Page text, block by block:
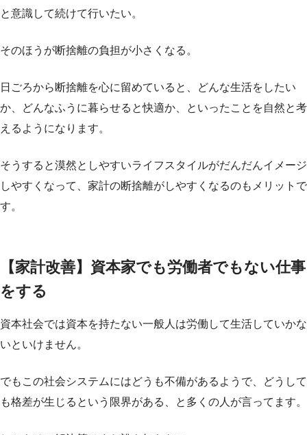
と意識して続けて行いたい。
そのほうが断捨離の負担が小さくなる。
日ごろから断捨離を心に留めていると、どんな生活をしたい
か、どんなふうに暮らせると快適か、といったことを自然と考
えるようになります。
そうすると漠然としやすいライフスタイルがだんだんイメージ
しやすくなって、家計の断捨離がしやすくなるのもメリットで
す。
【家計改善】資本家でも労働者でもない仕事
をする
資本社会では資本を持たない一般人は労働して生活していかな
いといけません。
でもこの社会システムにはどうも不備があるようで、どうして
も格差が生じるという限界がある、と多くの人が言ってます。